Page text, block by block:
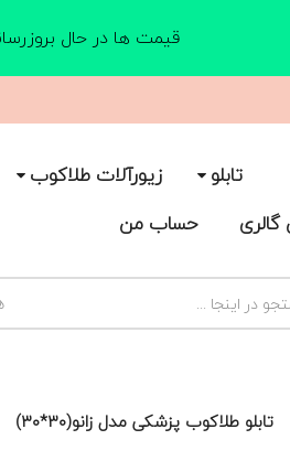
تابلو زیورآلات طلاکوب
حساب من
تابلو طلاکوب پزشکی مدل زانو(۳۰*۳۰)
قیمت ها در حال